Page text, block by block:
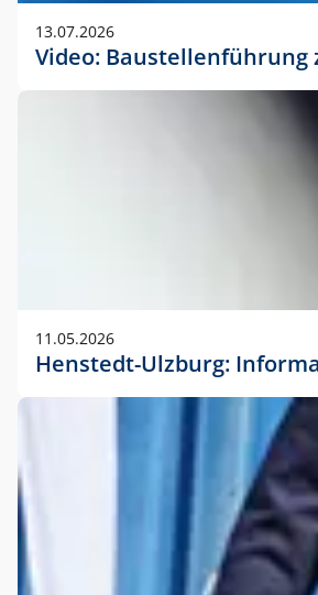
13.07.2026
Video:
11.05.2026
Henstedt-Ulzburg: